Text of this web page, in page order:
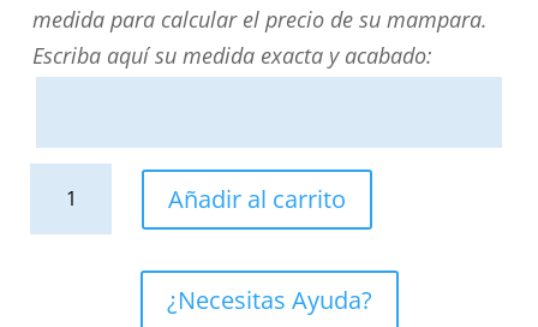
medida para calcular el precio de su mampara.
Escriba aquí su medida exacta y acabado:
Añadir al carrito
¿Necesitas Ayuda?